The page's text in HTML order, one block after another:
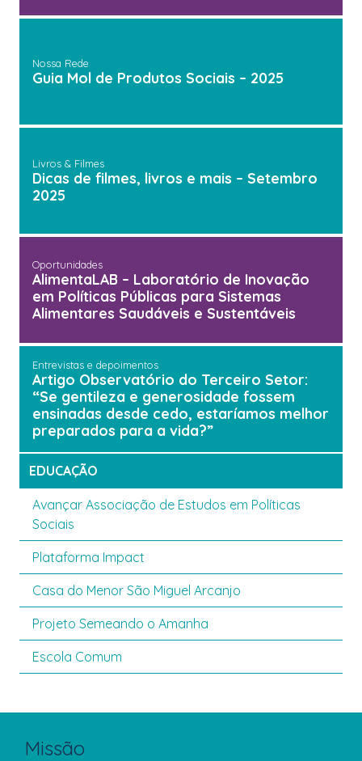
Nossa Rede
Guia Mol de Produtos Sociais – 2025
Livros & Filmes
Dicas de filmes, livros e mais – Setembro
2025
Oportunidades
AlimentaLAB – Laboratório de Inovação
em Políticas Públicas para Sistemas
Alimentares Saudáveis e Sustentáveis
Entrevistas e depoimentos
Artigo Observatório do Terceiro Setor:
“Se gentileza e generosidade fossem
ensinadas desde cedo, estaríamos melhor
preparados para a vida?”
EDUCAÇÃO
Avançar Associação de Estudos em Políticas
Sociais
Plataforma Impact
Casa do Menor São Miguel Arcanjo
Projeto Semeando o Amanha
Escola Comum
Missão